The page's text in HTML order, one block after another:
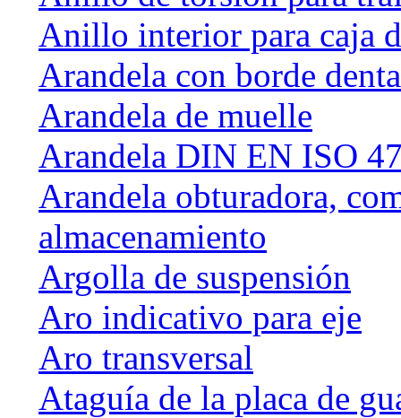
Anillo interior para caja
Arandela con borde
Arandela de muelle
Arandela DIN EN ISO
Arandela obturadora,
almacenamiento
Argolla de suspensión
Aro indicativo para eje
Aro transversal
Ataguía de la placa de